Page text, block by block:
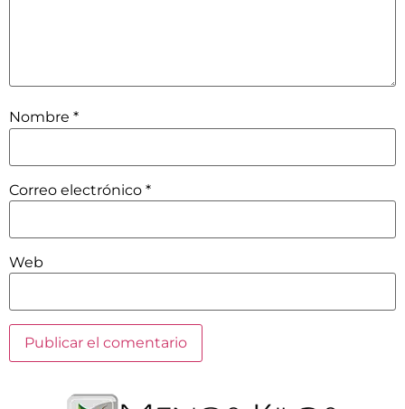
Nombre *
Correo electrónico *
Web